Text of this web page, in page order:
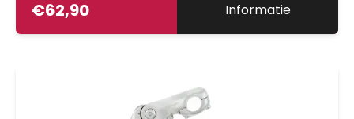
€62,90 Informatie